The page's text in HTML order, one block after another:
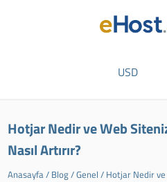
USD
Hotjar Nedir ve Web
Nasıl Artırır?
Anasayfa/ Blog/Genel / Hotjar Nedir